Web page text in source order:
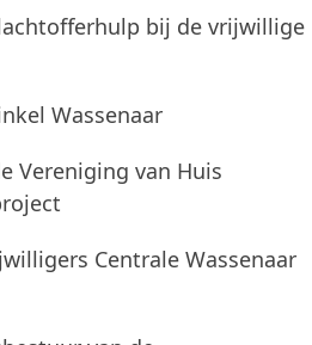
bij de vrijwillige
Wassenaar
Vereniging van Huis
Centrale Wassenaar